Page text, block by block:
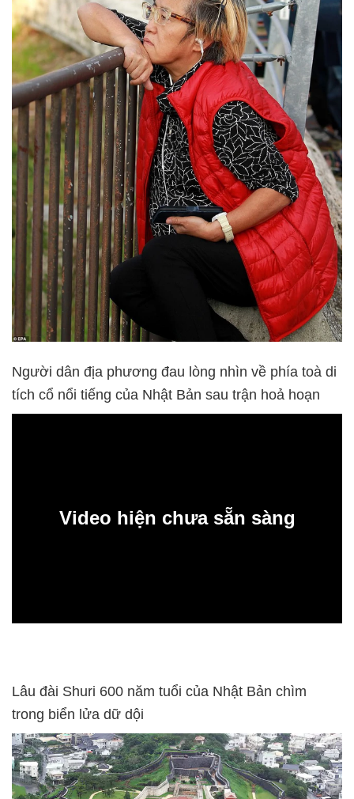
Người dân địa phương đau lòng nhìn về phía toà di
tích cổ nổi tiếng của Nhật Bản sau trận hoả hoạn
Video hiện chưa sẵn sàng
Lâu đài Shuri 600 năm tuổi của Nhật Bản chìm
trong biển lửa dữ dội